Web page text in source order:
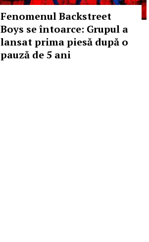
Fenomenul Backstreet
Boys se întoarce: Grupul a
lansat prima piesă după o
pauză de 5 ani